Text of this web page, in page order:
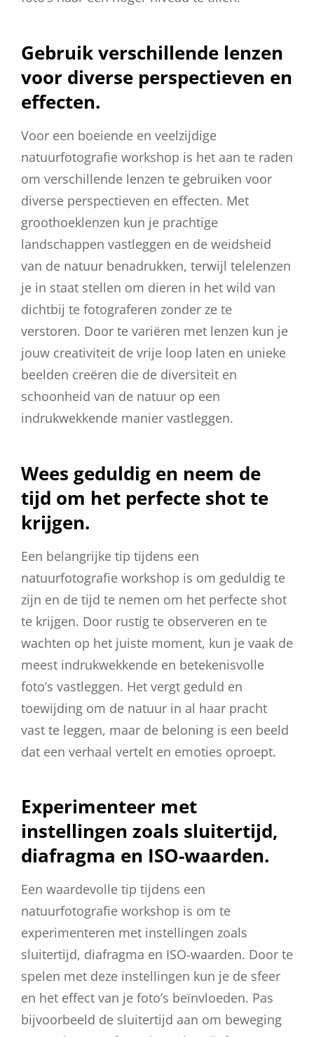
Gebruik verschillende lenzen
voor diverse perspectieven en
effecten.
Voor een boeiende en veelzijdige
natuurfotografie workshop is het aan te raden
om verschillende lenzen te gebruiken voor
diverse perspectieven en effecten. Met
groothoeklenzen kun je prachtige
landschappen vastleggen en de weidsheid
van de natuur benadrukken, terwijl telelenzen
je in staat stellen om dieren in het wild van
dichtbij te fotograferen zonder ze te
verstoren. Door te variëren met lenzen kun je
jouw creativiteit de vrije loop laten en unieke
beelden creëren die de diversiteit en
schoonheid van de natuur op een
indrukwekkende manier vastleggen.
Wees geduldig en neem de
tijd om het perfecte shot te
krijgen.
Een belangrijke tip tijdens een
natuurfotografie workshop is om geduldig te
zijn en de tijd te nemen om het perfecte shot
te krijgen. Door rustig te observeren en te
wachten op het juiste moment, kun je vaak de
meest indrukwekkende en betekenisvolle
foto’s vastleggen. Het vergt geduld en
toewijding om de natuur in al haar pracht
vast te leggen, maar de beloning is een beeld
dat een verhaal vertelt en emoties oproept.
Experimenteer met
instellingen zoals sluitertijd,
diafragma en ISO-waarden.
Een waardevolle tip tijdens een
natuurfotografie workshop is om te
experimenteren met instellingen zoals
sluitertijd, diafragma en ISO-waarden. Door te
spelen met deze instellingen kun je de sfeer
en het effect van je foto’s beïnvloeden. Pas
bijvoorbeeld de sluitertijd aan om beweging